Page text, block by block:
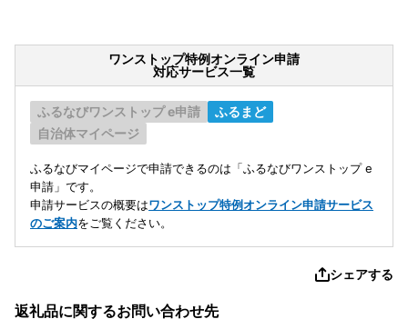
ワンストップ特例オンライン申請
対応サービス一覧
ふるなびワンストップ e申請
ふるまど
自治体マイページ
ふるなびマイページで申請できるのは「ふるなびワンストップ e
申請」です。
申請サービスの概要はワンストップ特例オンライン申請サービス
のご案内をご覧ください。
シェアする
返礼品に関するお問い合わせ先